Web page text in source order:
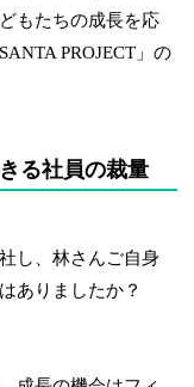
もたちの成長を応
PROJECT」の
る社員の裁量
し、林さんご自身
ありましたか？